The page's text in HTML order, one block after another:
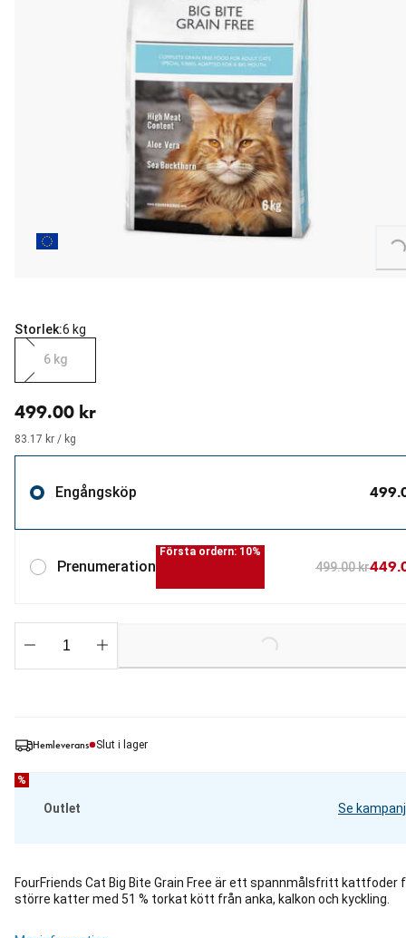
Loading...
Hemleverans Slut i lager
%
Outlet Se kampanj
FourFriends Cat Big Bite Grain Free är ett spannmålsfritt kattfoder
större katter med 51 % torkat kött från anka, kalkon och kyckling.
Storlek:6 kg
6 kg
499.00 kr
83.17 kr / kg
Engångsköp
Prenumeration
Första ordern: 10%
499.00 kr